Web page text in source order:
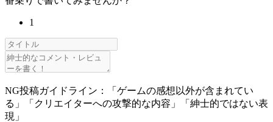
1
NG投稿ガイドライン：「ゲームの感想以外が含まれてい
る」「クリエイターへの攻撃的な内容」「紳士的ではない表
現」